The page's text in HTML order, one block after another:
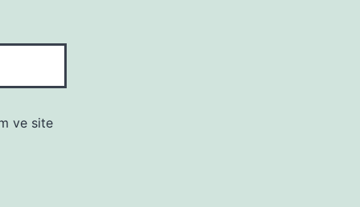
ve site